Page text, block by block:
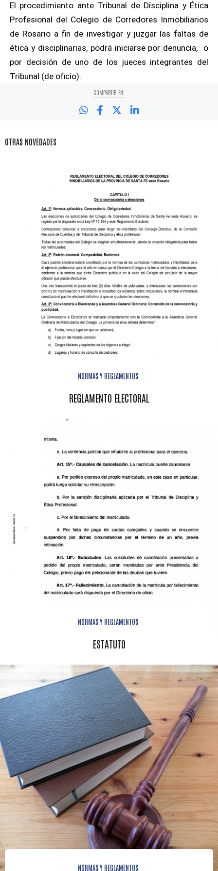
El procedimiento ante Tribunal de Disciplina y Ética
Profesional del Colegio de Corredores Inmobiliarios
de Rosario a fin de investigar y juzgar las faltas de
ética y disciplinarias, podrá iniciarse por denuncia, o
por decisión de uno de los jueces integrantes del
Tribunal (de oficio).
COMPARTIR EN:
OTRAS NOVEDADES
NORMAS Y REGLAMENTOS
REGLAMENTO ELECTORAL
NORMAS Y REGLAMENTOS
ESTATUTO
NORMAS Y REGLAMENTOS